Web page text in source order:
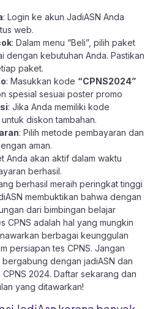
: Login ke akun JadiASN Anda
web.
: Dalam menu “Beli”, pilih paket
dengan kebutuhan Anda. Pastikan
paket.
: Masukkan kode “CPNS2024”
spesial sesuai poster promo
: Jika Anda memiliki kode
untuk diskon tambahan.
: Pilih metode pembayaran dan
aman.
Anda akan aktif dalam waktu
berhasil.
berhasil meraih peringkat tinggi
membuktikan bahwa dengan
dari bimbingan belajar
CPNS adalah hal yang mungkin
berbagai keunggulan
persiapan tes CPNS. Jangan
dengan jadiASN dan
2024. Daftar sekarang dan
yang ditawarkan!